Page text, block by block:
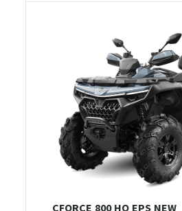
CFORCE 800 HO EPS NEW